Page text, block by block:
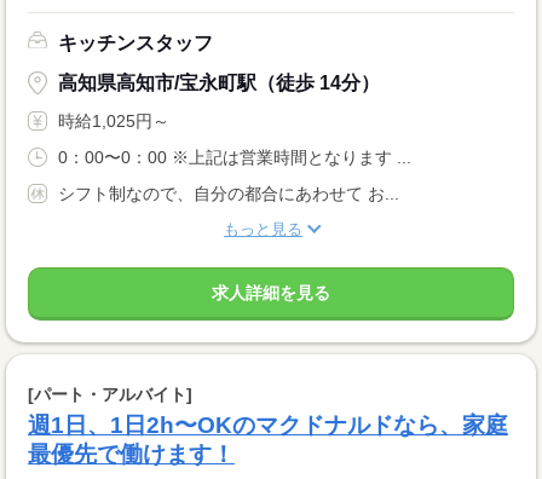
キッチンスタッフ
高知県高知市/宝永町駅（徒歩 14分）
時給1,025円～
0：00〜0：00 ※上記は営業時間となります ...
シフト制なので、自分の都合にあわせて お...
もっと見る
求人詳細を見る
[パート・アルバイト]
週1日、1日2h〜OKのマクドナルドなら、家庭
最優先で働けます！